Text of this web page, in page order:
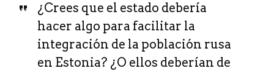
¿Crees que el estado debería
hacer algo para facilitar la
integración de la población rusa
en Estonia? ¿O ellos deberían de